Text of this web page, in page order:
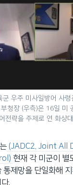
군 우주 미사일방어 사
청장 (우측)은 16일 미
전략을 주제로 연 화상
(JADC2. Joint All
현재 각 미군이 별
통제망을 단일화해
.